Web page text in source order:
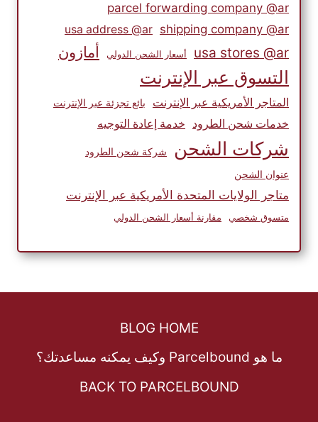
parcel forwarding company @ar
shipping company @ar
usa address @ar
usa stores @ar أسعار الشحن الدولي أمازون
التسوق عبر الإنترنت
المتاجر الأمريكية عبر الإنترنت بائع تجزئة عبر الإنترنت
خدمات شحن الطرود خدمة إعادة التوجيه
شركات الشحن
شركة شحن الطرود
عنوان الشحن
متاجر الولايات المتحدة الأمريكية عبر الإنترنت
متسوق شخصي مقارنة أسعار الشحن الدولي
BLOG HOME
ما هو Parcelbound وكيف يمكنه مساعدتك؟
BACK TO PARCELBOUND